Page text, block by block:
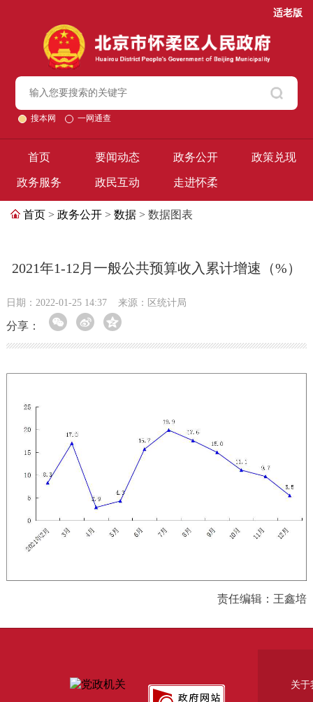
适老版
搜本网 一网通查
首页 要闻动态 政务公开 政策兑现
政务服务 政民互动 走进怀柔
首页 > 政务公开 > 数据 > 数据图表
2021年1-12月一般公共预算收入累计增速（%）
日期：2022-01-25 14:37 来源：区统计局
分享：
责任编辑：王鑫培
关于